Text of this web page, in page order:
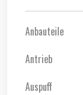
Anbauteile
Antrieb
Auspuff